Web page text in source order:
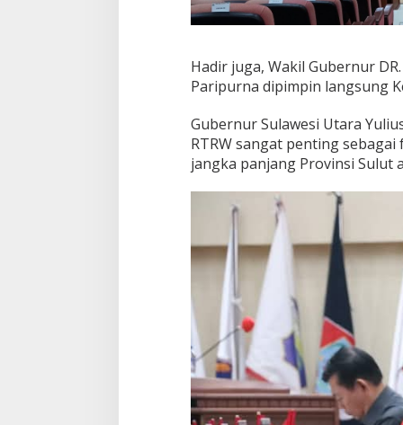
Hadir juga, Wakil Gubernur
Paripurna dipimpin langsung
Gubernur Sulawesi Utara
RTRW sangat penting
jangka panjang Provinsi Sulut